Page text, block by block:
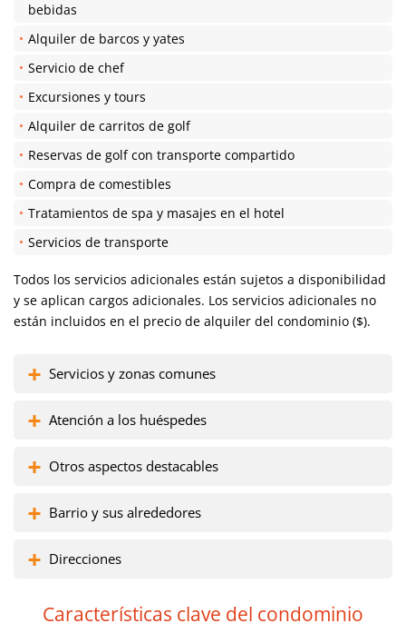
bebidas
Alquiler de barcos y yates
Servicio de chef
Excursiones y tours
Alquiler de carritos de golf
Reservas de golf con transporte compartido
Compra de comestibles
Tratamientos de spa y masajes en el hotel
Servicios de transporte
Todos los servicios adicionales están sujetos a disponibilidad
y se aplican cargos adicionales. Los servicios adicionales no
están incluidos en el precio de alquiler del condominio ($).
Servicios y zonas comunes
Atención a los huéspedes
Otros aspectos destacables
Barrio y sus alrededores
Direcciones
Características clave del condominio